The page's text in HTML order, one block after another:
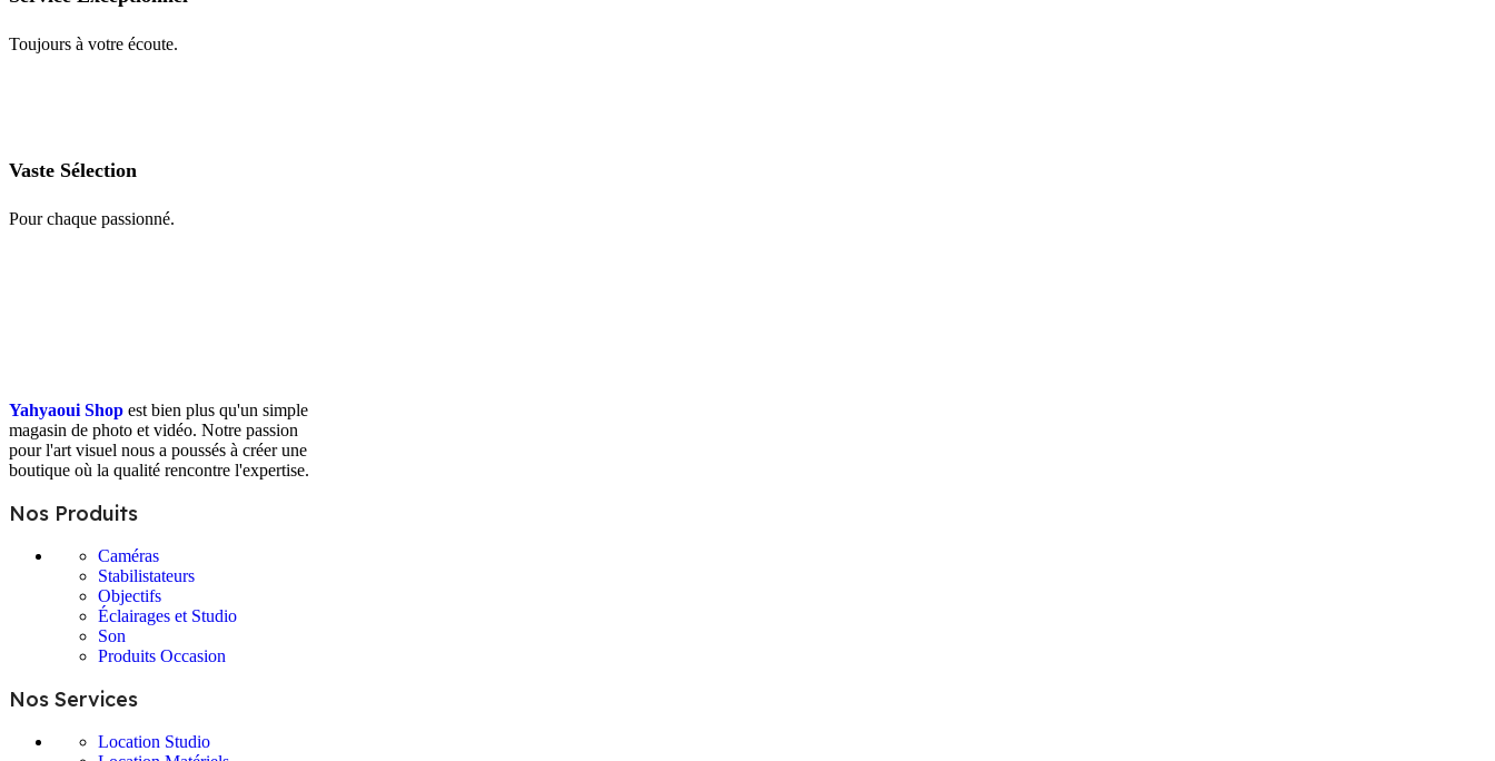
Toujours à votre écoute.
Vaste Sélection
Pour chaque passionné.
Yahyaoui Shop est bien plus qu'un simple
magasin de photo et vidéo. Notre passion
pour l'art visuel nous a poussés à créer une
boutique où la qualité rencontre l'expertise.
Nos Produits
Caméras
Stabilistateurs
Objectifs
Éclairages et Studio
Son
Produits Occasion
Nos Services
Location Studio